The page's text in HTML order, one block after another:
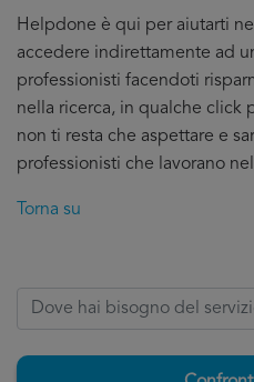
Helpdone è qui per aiutarti
accedere indirettamente ad
professionisti facendoti
nella ricerca, in qualche click
non ti resta che aspettare e
professionisti che lavorano
Torna su